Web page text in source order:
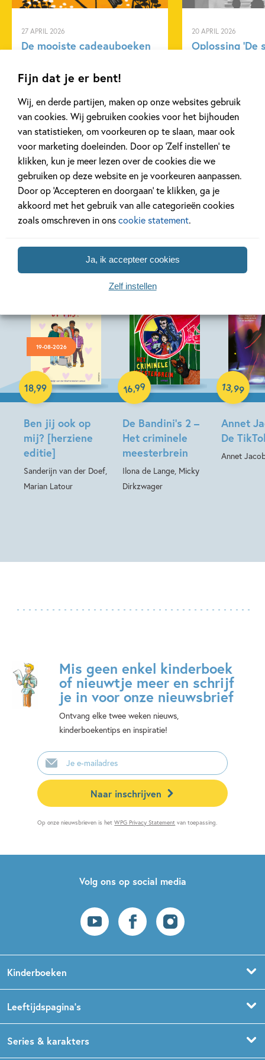
Fijn dat je er bent!
Wij, en derde partijen, maken op onze websites gebruik
van cookies. Wij gebruiken cookies voor het bijhouden
van statistieken, om voorkeuren op te slaan, maar ook
voor marketing doeleinden. Door op ‘Zelf instellen’ te
klikken, kun je meer lezen over de cookies die we
gebruiken op deze website en je voorkeuren aanpassen.
Door op ‘Accepteren en doorgaan’ te klikken, ga je
akkoord met het gebruik van alle categorieën cookies
zoals omschreven in onscookie statement.
Ja, ik accepteer cookies
Zelf instellen
Book Prize.
Actie & avontuur
Sprookjes, mythen & legendes
Katherine Rundell
27 APRIL 2026
De mooiste cadeauboeken
Lees meer
20 APRIL 2026
Oplossing ‘De
Lees meer
Bekijk alle artikelen
19-08-2026
Ben jij ook op
mij? [herziene
editie]
Sanderijn van der Doef,
Marian Latour
18,99
Hardcover
De Bandini’s 2 –
Het criminele
meesterbrein
Ilona de Lange, Micky
Dirkzwager
16,99
Hardcover
Annet
De
Annet
13,99
Hardcover
Mis geen enkel kinderboek
of nieuwtje meer en schrijf
je in voor onze nieuwsbrief
Ontvang elke twee weken nieuws,
kinderboekentips en inspiratie!
E-
mailadres
Naar inschrijven
Op onze nieuwsbrieven is hetWPG Privacy Statement van toepassing.
Volg ons op social media
Kinderboeken
Prentenboeken
Leeftijdspagina’s
Boekentips 1,5 - 3 jaar
Series & karakters